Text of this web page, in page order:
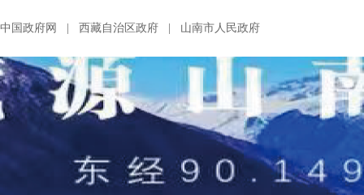
中国政府网 西藏自治区政府 山南市人民政府